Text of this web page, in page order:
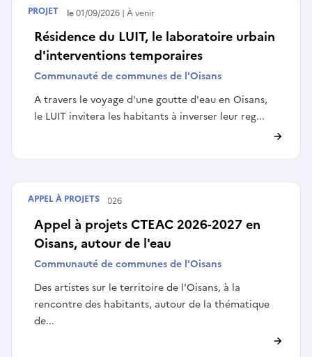
Résidence du LUIT, le laboratoire urbain
d'interventions temporaires
Communauté de communes de l'Oisans
A travers le voyage d'une goutte d'eau en Oisans,
le LUIT invitera les habitants à inverser leur reg...
Débute le01/09/2026 À venir
PROJET
Appel à projets CTEAC 2026-2027 en
Oisans, autour de l'eau
Communauté de communes de l'Oisans
Des artistes sur le territoire de l'Oisans, à la
rencontre des habitants, autour de la thématique
de...
Terminé le15/03/2026
APPEL À PROJETS